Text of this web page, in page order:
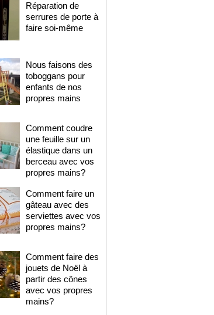
Réparation de
serrures de porte à
faire soi-même
Nous faisons des
toboggans pour
enfants de nos
propres mains
Comment coudre
une feuille sur un
élastique dans un
berceau avec vos
propres mains?
Comment faire un
gâteau avec des
serviettes avec vos
propres mains?
Comment faire des
jouets de Noël à
partir des cônes
avec vos propres
mains?